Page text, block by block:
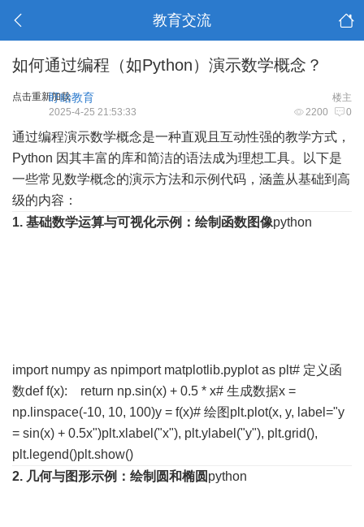
教育交流
如何通过编程（如Python）演示数学概念？
点击重新加载 楼主
盱眙教育
2200 0
2025-4-25 21:53:33
通过编程演示数学概念是一种直观且互动性强的教学方式，
Python 因其丰富的库和简洁的语法成为理想工具。以下是
一些常见数学概念的演示方法和示例代码，涵盖从基础到高
级的内容：
1. 基础数学运算与可视化示例：绘制函数图像python
import numpy as npimport matplotlib.pyplot as plt# 定义函
数def f(x): return np.sin(x) + 0.5 * x# 生成数据x =
np.linspace(-10, 10, 100)y = f(x)# 绘图plt.plot(x, y, label="y
= sin(x) + 0.5x")plt.xlabel("x"), plt.ylabel("y"), plt.grid(),
plt.legend()plt.show()
2. 几何与图形示例：绘制圆和椭圆 python